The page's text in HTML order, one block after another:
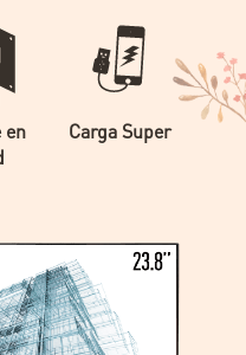
en
Carga Super